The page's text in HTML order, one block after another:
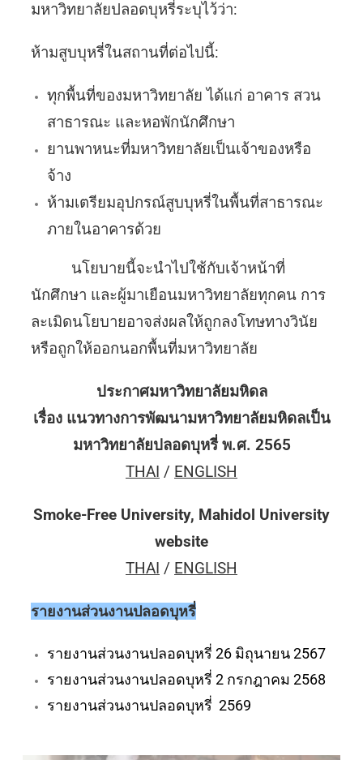
มหาวิทยาลัยปลอดบุหรี่ระบุไว้ว่า:
ห้ามสูบบุหรี่ในสถานที่ต่อไปนี้:
ทุกพื้นที่ของมหาวิทยาลัย ได้แก่ อาคาร สวน
สาธารณะ และหอพักนักศึกษา
ยานพาหนะที่มหาวิทยาลัยเป็นเจ้าของหรือ
จ้าง
ห้ามเตรียมอุปกรณ์สูบบุหรี่ในพื้นที่สาธารณะ
ภายในอาคารด้วย
นโยบายนี้จะนำไปใช้กับเจ้าหน้าที่
นักศึกษา และผู้มาเยือนมหาวิทยาลัยทุกคน การ
ละเมิดนโยบายอาจส่งผลให้ถูกลงโทษทางวินัย
หรือถูกให้ออกนอกพื้นที่มหาวิทยาลัย
ประกาศมหาวิทยาลัยมหิดล
เรื่อง แนวทางการพัฒนามหาวิทยาลัยมหิดลเป็น
มหาวิทยาลัยปลอดบุหรี่ พ.ศ. 2565
THAI / ENGLISH
Smoke-Free University, Mahidol University
website
THAI / ENGLISH
รายงานส่วนงานปลอดบุหรี่
รายงานส่วนงานปลอดบุหรี่ 26 มิถุนายน 2567
รายงานส่วนงานปลอดบุหรี่ 2 กรกฎาคม 2568
รายงานส่วนงานปลอดบุหรี่ 2569